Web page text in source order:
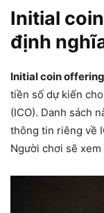
Initial
định
Initial coin
tiền số dự kiến
(ICO). Danh sách
thông tin riêng về
Người chơi sẽ